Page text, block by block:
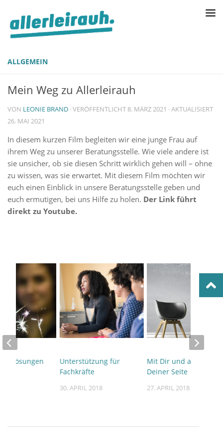
ALLGEMEIN
Mein Weg zu Allerleirauh
VON LEONIE BRAND · VERÖFFENTLICHT8. MÄRZ 2021 · AKTUALISIERT
26. MAI 2021
In diesem kurzen Film begleiten wir eine junge Frau auf
ihrem Weg zu unserer Beratungsstelle. Wie viele andere ist
sie unsicher, ob sie diesen Schritt wirklich gehen will – ohne
zu wissen, was sie erwartet. Mit diesem Film möchten wir
euch einen Einblick in unsere Beratungsstelle geben und
euch ermutigen, bei uns Hilfe zu holen. Der Link führt
direkt zu Youtube.
Unterstützung für
Fachkräfte
30. APRIL 2018
Mit Dir und auf
Deiner Seite
27. APRIL 2018
Lösungen